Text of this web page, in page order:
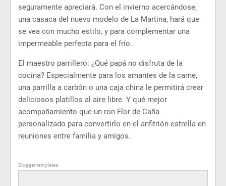
seguramente apreciará. Con el invierno acercándose,
una casaca del nuevo modelo de La Martina, hará que
se vea con mucho estilo, y para complementar una
impermeable perfecta para el frío.
El maestro parrillero: ¿Qué papá no disfruta de la
cocina? Especialmente para los amantes de la carne,
una parrilla a carbón o una caja china le permitirá crear
deliciosos platillos al aire libre. Y qué mejor
acompañamiento que un ron Flor de Caña
personalizado para convertirlo en el anfitrión estrella en
reuniones entre familia y amigos.
Blogger templates